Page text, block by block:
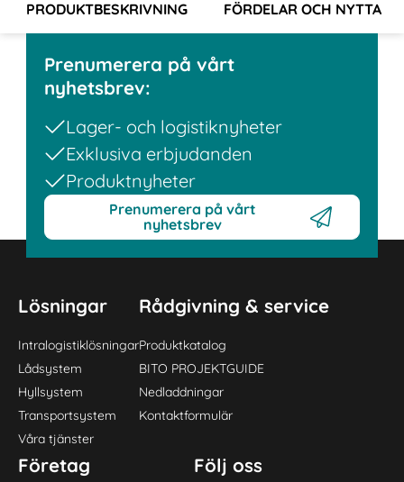
PRODUKTBESKRIVNING FÖRDELAR OCH NYTTA
Prenumerera på vårt
nyhetsbrev:
Lager- och logistiknyheter
Exklusiva erbjudanden
Produktnyheter
Prenumerera på vårt
nyhetsbrev
Lösningar
Intralogistiklösningar
Lådsystem
Hyllsystem
Transportsystem
Våra tjänster
Rådgivning & service
Produktkatalog
BITO PROJEKTGUIDE
Nedladdningar
Kontaktformulär
Företag Följ oss